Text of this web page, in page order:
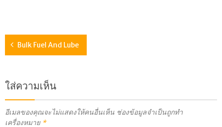
Bulk Fuel And Lube
ใส่ความเห็น
อีเมลของคุณจะไม่แสดงให้คนอื่นเห็น ช่องข้อมูลจำเป็นถูกทำ
เครื่องหมาย *